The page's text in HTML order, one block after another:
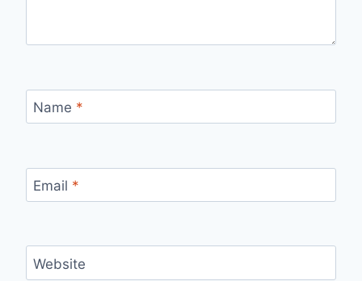
Name *
Email *
Website